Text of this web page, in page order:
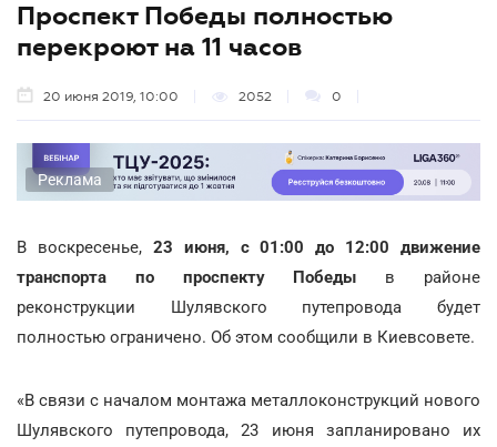
Проспект Победы полностью
перекроют на 11 часов
20 июня 2019, 10:00 2052 0
Реклама
В воскресенье, 23 июня, с 01:00 до 12:00 движение
транспорта по проспекту Победы в районе
реконструкции Шулявского путепровода будет
полностью ограничено. Об этом сообщили в Киевсовете.
«В связи с началом монтажа металлоконструкций нового
Шулявского путепровода, 23 июня запланировано их